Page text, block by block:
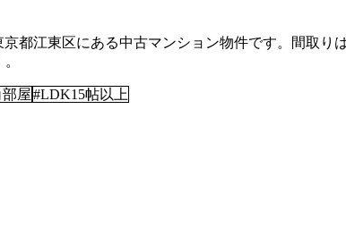
都江東区にある中古マンション物件です。間取り
屋#LDK15帖以上